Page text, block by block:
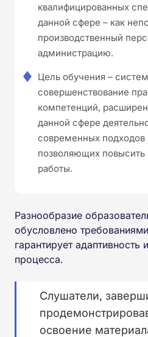
квалифицированных
данной сфере – как
производственный
администрацию.
Цель обучения –
совершенствование
компетенций,
данной сфере
современных подходов
позволяющих повысить
работы.
Разнообразие
обусловлено
гарантирует адаптивность
процесса.
Слушатели,
освоение